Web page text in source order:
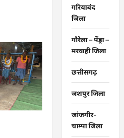
गरियाबंद
जिला
गौरेला – पेंड्रा –
मरवाही जिला
छत्तीसगढ़
जशपुर जिला
जांजगीर-
चाम्पा जिला